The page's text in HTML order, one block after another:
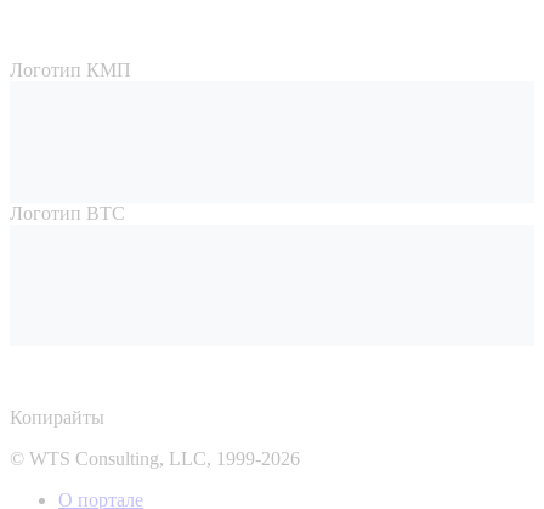
Логотип КМП
Логотип ВТС
Копирайты
© WTS Consulting, LLC, 1999-2026
О портале